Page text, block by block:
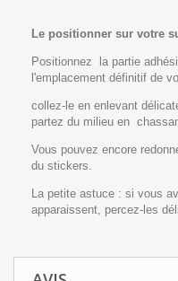
Le positionner sur votre
Positionnez la partie
l'emplacement définitif de
collez-le en enlevant
partez du milieu en
Vous pouvez encore
du stickers.
La petite astuce : si vous
apparaissent, percez-les